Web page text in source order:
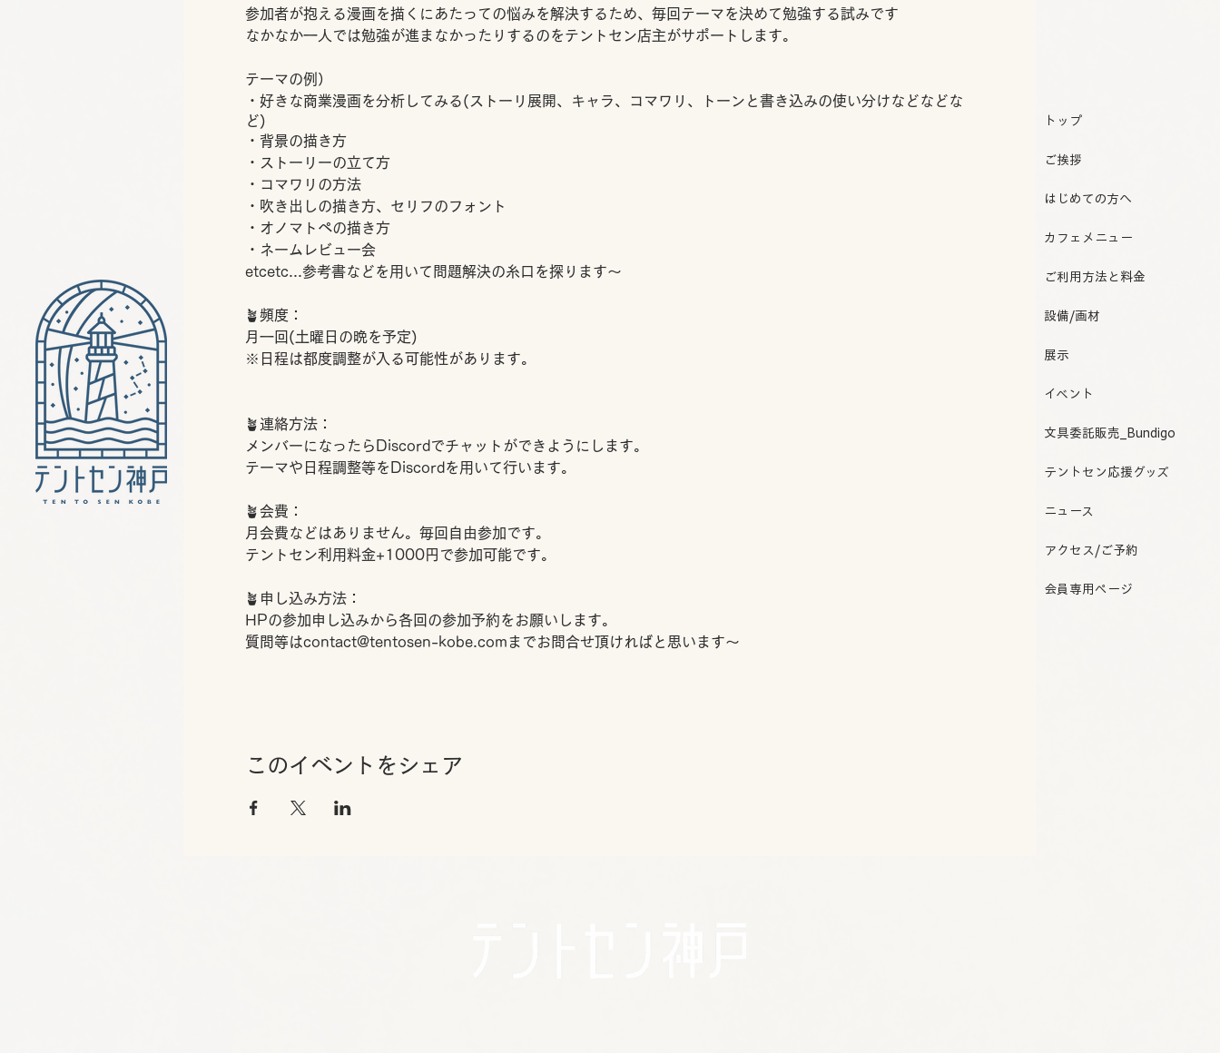
トップ
ご挨拶
はじめての方へ
カフェメニュー
ご利用方法と料金
設備/画材
展示
イベント
文具委託販売_Bundigo
テントセン応援グッズ
ニュース
アクセス/ご予約
会員専用ページ
参加者が抱える漫画を描くにあたっての悩みを解決するため、毎回テーマを決めて勉強する試みです
なかなか一人では勉強が進まなかったりするのをテントセン店主がサポートします。
テーマの例）
・好きな商業漫画を分析してみる(ストーリ展開、キャラ、コマワリ、トーンと書き込みの使い分けなどなどな
ど)
・背景の描き方
・ストーリーの立て方
・コマワリの方法
・吹き出しの描き方、セリフのフォント
・オノマトペの描き方
・ネームレビュー会
etcetc...参考書などを用いて問題解決の糸口を探ります～
🪴頻度：
月一回(土曜日の晩を予定)
※日程は都度調整が入る可能性があります。
🪴連絡方法：
メンバーになったらDiscordでチャットができようにします。
テーマや日程調整等をDiscordを用いて行います。
🪴会費：
月会費などはありません。毎回自由参加です。
テントセン利用料金+1000円で参加可能です。
🪴申し込み方法：
HPの参加申し込みから各回の参加予約をお願いします。
質問等はcontact@tentosen-kobe.comまでお問合せ頂ければと思います～
このイベントをシェア